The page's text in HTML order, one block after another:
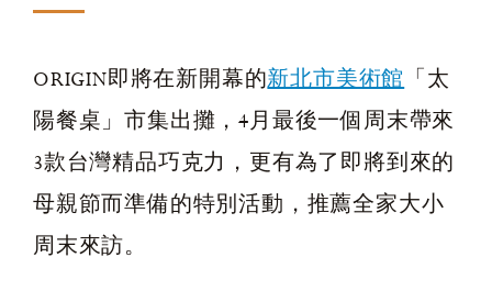
ORIGIN即將在新開幕的新北市美術館「太
陽餐桌」市集出攤，4月最後一個周末帶來
3款台灣精品巧克力，更有為了即將到來的
母親節而準備的特別活動，推薦全家大小
周末來訪。